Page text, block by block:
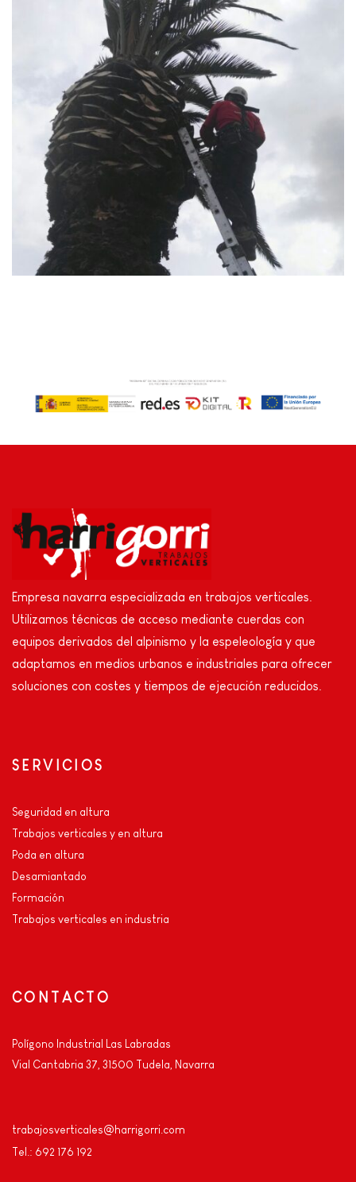
Empresa navarra especializada en trabajos verticales.
Utilizamos técnicas de acceso mediante cuerdas con
equipos derivados del alpinismo y la espeleología y que
adaptamos en medios urbanos e industriales para ofrecer
soluciones con costes y tiempos de ejecución reducidos.
SERVICIOS
Seguridad en altura
Trabajos verticales y en altura
Poda en altura
Desamiantado
Formación
Trabajos verticales en industria
CONTACTO
Polígono Industrial Las Labradas
Vial Cantabria 37, 31500 Tudela, Navarra
trabajosverticales@harrigorri.com
Tel.: 692 176 192